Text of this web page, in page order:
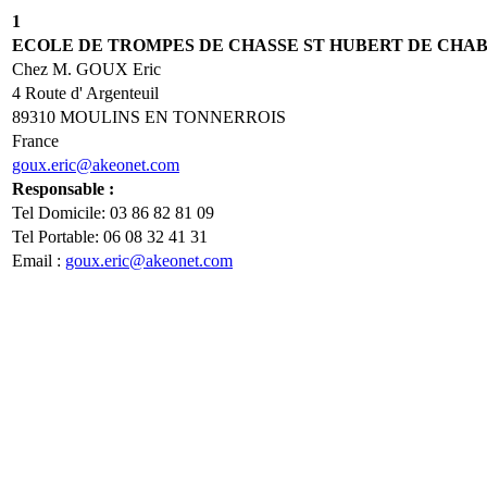
1
ECOLE DE TROMPES DE CHASSE ST HUBERT DE
Chez M. GOUX Eric
4 Route d' Argenteuil
89310 MOULINS EN TONNERROIS
France
goux.eric@akeonet.com
Responsable :
Tel Domicile: 03 86 82 81 09
Tel Portable: 06 08 32 41 31
Email : goux.eric@akeonet.com